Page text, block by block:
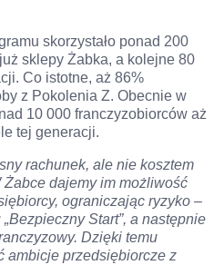
skorzystało ponad 200
sklepy Żabka, a kolejne 80
Co istotne, aż 86%
z Pokolenia Z. Obecnie w
10 000 franczyzobiorców aż
tej generacji.
rachunek, ale nie kosztem
dajemy im możliwość
ograniczając ryzyko –
Start”, a następnie
Dzięki temu
ambicje przedsiębiorcze z